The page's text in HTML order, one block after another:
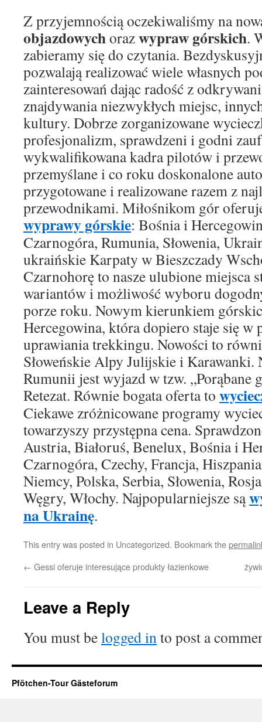
Z przyjemnością oczekiwaliśmy na
objazdowychorazwypraw górskich.
zabieramy się do czytania.
pozwalają realizować wiele własnych
zainteresowań dając radość z
znajdywania niezwykłych miejsc,
kultury. Dobrze zorganizowane
profesjonalizm, sprawdzeni i godni
wykwalifikowana kadra pilotów i
przemyślane i co roku doskonalone
przygotowane i realizowane razem z
przewodnikami. Miłośnikom gór
wyprawy górskie: Bośnia i
Czarnogóra, Rumunia, Słowenia,
ukraińskie Karpaty w Bieszczady
Czarnohorę to nasze ulubione miejsca
wariantów i możliwość wyboru
porze roku. Nowym kierunkiem
Hercegowina, która dopiero staje się w
uprawiania trekkingu. Nowości to
Słoweńskie Alpy Julijskie i Karawanki.
Rumunii jest wyjazd w tzw. „Porąbane
Retezat. Równie bogata oferta to
Ciekawe zróżnicowane programy
towarzyszy przystępna cena.
Austria, Białoruś, Benelux, Bośnia i
Czarnogóra, Czechy, Francja,
Niemcy, Polska, Serbia, Słowenia,
Węgry, Włochy. Najpopularniejsze są
na Ukrainę.
This entry was posted in Uncategorized. Bookmark the
← Gessi oferuje interesujące produkty łazienkowe
Leave a Reply
You must belogged into post a
Pfötchen-Tour Gästeforum